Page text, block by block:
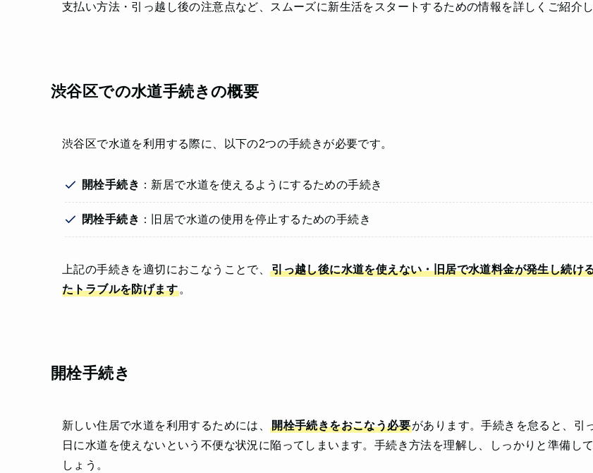
支払い方法・引っ越し後の注意点など、スムーズに新生活をスタートするための情報を詳しくご紹介し
渋谷区での水道手続きの概要
渋谷区で水道を利用する際に、以下の2つの手続きが必要です。
開栓手続き ：新居で水道を使えるようにするための手続き
閉栓手続き ：旧居で水道の使用を停止するための手続き
上記の手続きを適切におこなうことで、引っ越し後に水道を使えない・旧居で水道料金が発生し続け
たトラブルを防げます 。
開栓手続き
新しい住居で水道を利用するためには、開栓手続きをおこなう必要があります。手続きを怠ると、引
日に水道を使えないという不便な状況に陥ってしまいます。手続き方法を理解し、しっかりと準備し
しょう。